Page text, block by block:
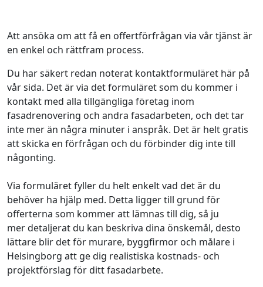
Att ansöka om att få en offertförfrågan via vår tjänst är
en enkel och rättfram process.
Du har säkert redan noterat kontaktformuläret här på
vår sida. Det är via det formuläret som du kommer i
kontakt med alla tillgängliga företag inom
fasadrenovering och andra fasadarbeten, och det tar
inte mer än några minuter i anspråk. Det är helt gratis
att skicka en förfrågan och du förbinder dig inte till
någonting.
Via formuläret fyller du helt enkelt vad det är du
behöver ha hjälp med. Detta ligger till grund för
offerterna som kommer att lämnas till dig, så ju
mer detaljerat du kan beskriva dina önskemål, desto
lättare blir det för murare, byggfirmor och målare i
Helsingborg att ge dig realistiska kostnads- och
projektförslag för ditt fasadarbete.